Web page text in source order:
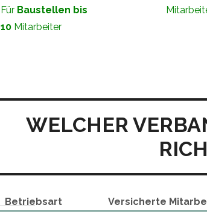
Für Baustellen bis
10Mitarbeiter
WELCHER
Betriebsart Versicherte